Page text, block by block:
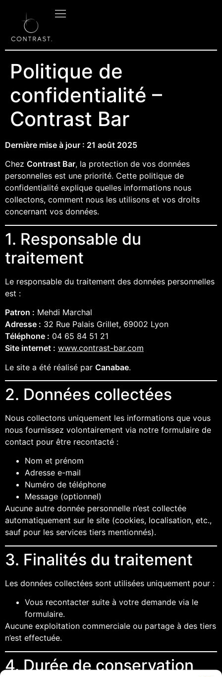
Politique de
confidentialité –
Contrast Bar
Dernière mise à jour : 21 août 2025
Chez Contrast Bar, la protection de vos données
personnelles est une priorité. Cette politique de
confidentialité explique quelles informations nous
collectons, comment nous les utilisons et vos droits
concernant vos données.
1. Responsable du
traitement
Le responsable du traitement des données personnelles
est :
Patron : Mehdi Marchal
Adresse : 32 Rue Palais Grillet, 69002 Lyon
Téléphone : 04 65 84 51 21
Site internet : www.contrast-bar.com
Le site a été réalisé par Canabae.
2. Données collectées
Nous collectons uniquement les informations que vous
nous fournissez volontairement via notre formulaire de
contact pour être recontacté :
Nom et prénom
Adresse e-mail
Numéro de téléphone
Message (optionnel)
Aucune autre donnée personnelle n’est collectée
automatiquement sur le site (cookies, localisation, etc.,
sauf pour les services tiers mentionnés).
3. Finalités du traitement
Les données collectées sont utilisées uniquement pour :
Vous recontacter suite à votre demande via le
formulaire.
Aucune exploitation commerciale ou partage à des tiers
n’est effectuée.
4. Durée de conservation